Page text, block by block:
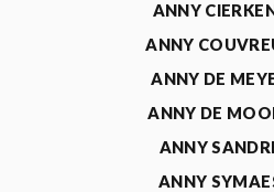
ANNY
ANNY
ANNY DE
ANNY DE
ANNY
ANNY